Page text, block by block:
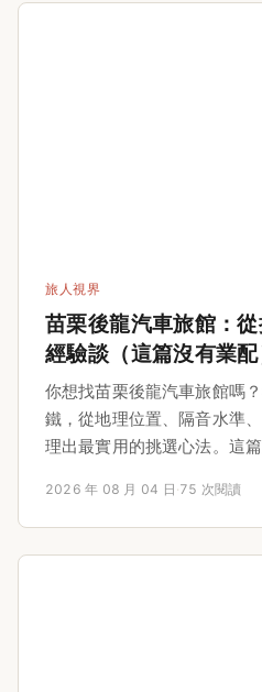
旅人視界
苗栗後龍汽車旅館：
經驗談（這篇沒有業配
你想找苗栗後龍汽車旅館嗎
鐵，從地理位置、隔音水準
理出最實用的挑選心法。這
理價格住到高CP值的房間。
遊還是商務出差，看完這篇
有常見問答，直接解決你的
2026 年 08 月 04 日 ·75 次閱讀